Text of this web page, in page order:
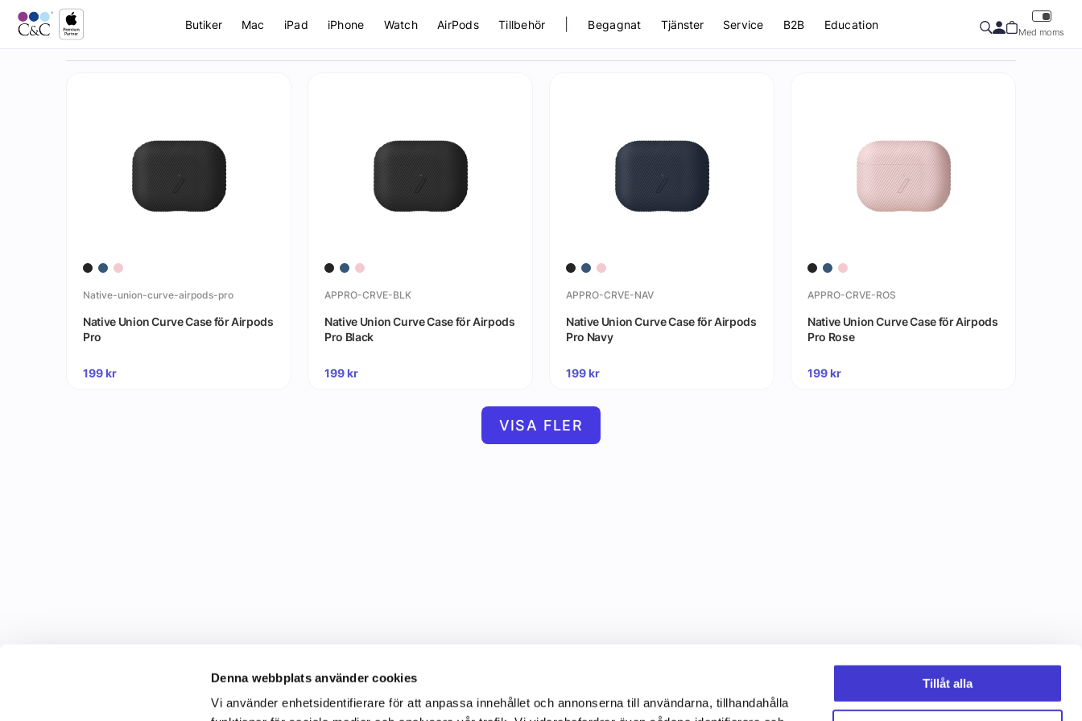
Denna webbplats använder cookies
Vi använder enhetsidentifierare för att anpassa innehållet och annonserna till användarna, tillhandahålla
Tillåt alla
Butiker Mac iPad iPhone Watch AirPods Tillbehör Begagnat Tjänster Service B2B Education
Med moms
Native-union-curve-airpods-pro
Native Union Curve Case för Airpods
Pro
199kr
APPRO-CRVE-BLK
Native Union Curve Case för Airpods
Pro Black
199kr
APPRO-CRVE-NAV
Native Union Curve Case för Airpods
Pro Navy
199kr
APPRO-CRVE-ROS
Native Union Curve Case för Airpods
Pro Rose
199kr
VISA FLER
C&C Information